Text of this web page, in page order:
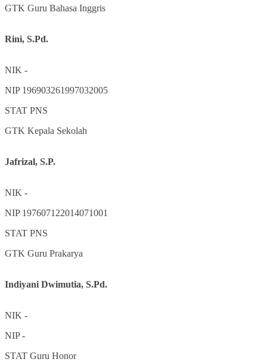
GTK Guru Bahasa Inggris
Rini, S.Pd.
NIK -
NIP 196903261997032005
STAT PNS
GTK Kepala Sekolah
Jafrizal, S.P.
NIK -
NIP 197607122014071001
STAT PNS
GTK Guru Prakarya
Indiyani Dwimutia, S.Pd.
NIK -
NIP-
STAT Guru Honor